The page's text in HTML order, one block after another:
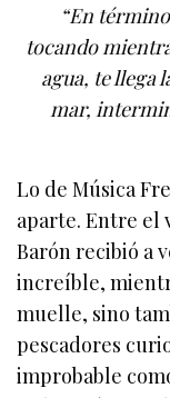
“En
tocando
agua, te llega
mar,
Lo de Música
aparte. Entre el
Barón recibió a
increíble,
muelle, sino
pescadores
improbable